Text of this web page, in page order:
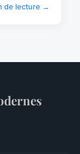
de lecture →